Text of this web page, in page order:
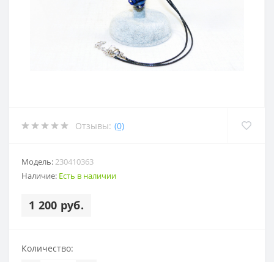
Отзывы: (0)
Модель:230410363
Наличие: Есть в наличии
1 200 руб.
Количество: